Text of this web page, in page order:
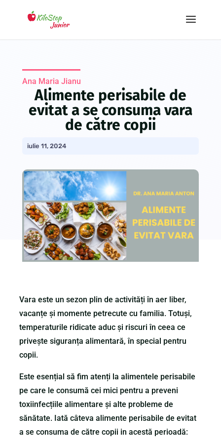
Ana Maria Jianu
Alimente perisabile de
evitat a se consuma vara
de către copii
iulie 11, 2024
Vara este un sezon plin de activități în aer liber,
vacanțe și momente petrecute cu familia. Totuși,
temperaturile ridicate aduc și riscuri în ceea ce
privește siguranța alimentară, în special pentru
copii.
Este esențial să fim atenți la alimentele perisabile
pe care le consumă cei mici pentru a preveni
toxiinfecțiile alimentare și alte probleme de
sănătate. Iată câteva alimente perisabile de evitat
a se consuma de către copii in acestă perioadă: